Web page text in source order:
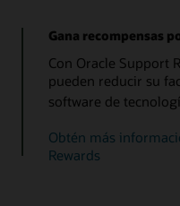
Gana recompensas
Con Oracle Support
pueden reducir su
software de
Obtén más
Rewards